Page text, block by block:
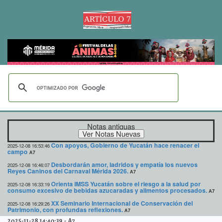
Notas antiguas
2025-12-08 16:53:46 Con apoyos, Gobierno de Yucatán hace renacer el
campo A7
2025-12-08 16:46:07 Desbordarán amor, ladridos y empatía los nuevos
Reyes Caninos del Carnaval Mérida 2026. A7
2025-12-08 16:33:19 Orienta IMSS Yucatán sobre el riesgo a la salud por
consumo excesivo de bebidas azucaradas y alimentos procesados. A7
2025-12-08 16:29:26 XX Seminario Internacional de Conservación del
Patrimonio, con profundas reflexiones. A7